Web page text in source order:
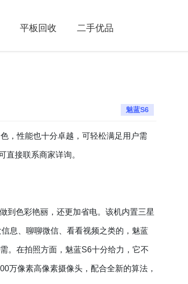
平板回收 二手优品
魅蓝S6
，性能也十分卓越，可轻松满足用户需
直接联系商家详询。
到色彩艳丽，还更加省电。该机内置三星
息、聊聊微信 、看看视频之类的，魅蓝
。在拍照方面，魅蓝S6十分给力，它不
万像素高像素摄像头，配合全新的算法，